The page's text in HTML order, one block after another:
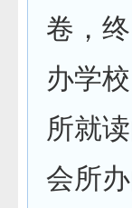
卷，
办学
所就
会所